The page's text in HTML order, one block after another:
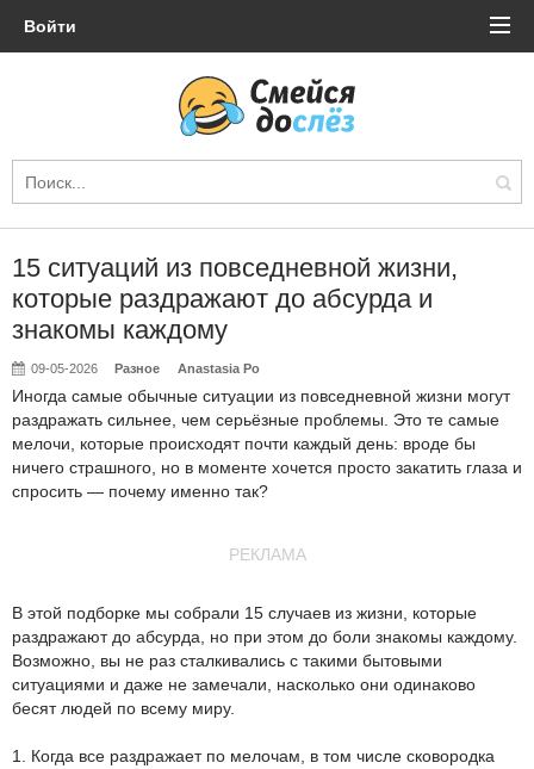
Войти
15 ситуаций из повседневной жизни,
которые раздражают до абсурда и
знакомы каждому
09-05-2026 Разное Anastasia Po
Иногда самые обычные ситуации из повседневной жизни могут
раздражать сильнее, чем серьёзные проблемы. Это те самые
мелочи, которые происходят почти каждый день: вроде бы
ничего страшного, но в моменте хочется просто закатить глаза и
спросить — почему именно так?
РЕКЛАМА
В этой подборке мы собрали 15 случаев из жизни, которые
раздражают до абсурда, но при этом до боли знакомы каждому.
Возможно, вы не раз сталкивались с такими бытовыми
ситуациями и даже не замечали, насколько они одинаково
бесят людей по всему миру.
1. Когда все раздражает по мелочам, в том числе сковородка